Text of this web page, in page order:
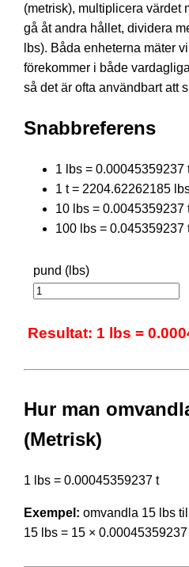
(metrisk), multiplicera värdet
gå åt andra hållet, dividera
lbs). Båda enheterna mäter
förekommer i både
så det är ofta användbart att
Snabbreferens
1 lbs = 0.00045359237
1 t = 2204.62262185
10 lbs = 0.0045359237
100 lbs = 0.045359237
pund (lbs)
Resultat: 1 lbs =
Hur man
(Metrisk)
1 lbs = 0.00045359237 t
Exempel: omvandla 15 lbs
15 lbs = 15 ×